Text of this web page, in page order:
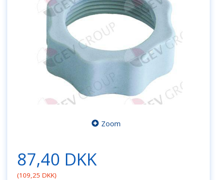
Zoom
87,40 DKK
(109,25 DKK)